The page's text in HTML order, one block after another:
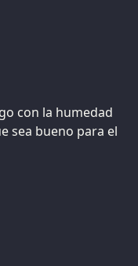
con la humedad
sea bueno para el